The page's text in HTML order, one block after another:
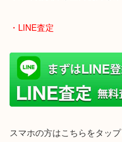
兵庫県を中心に姫路市・
ております。
当店はヤマダストアー花
のでご来店しやすいかと